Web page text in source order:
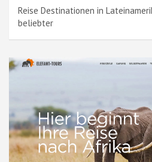
Reise Destinationen in
beliebter